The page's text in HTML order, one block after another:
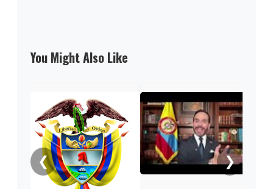
You Might Also Like
❮ ❯